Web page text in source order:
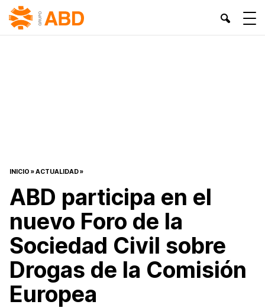
INICIO »ACTUALIDAD»
ABD participa en el
nuevo Foro de la
Sociedad Civil sobre
Drogas de la Comisión
Europea